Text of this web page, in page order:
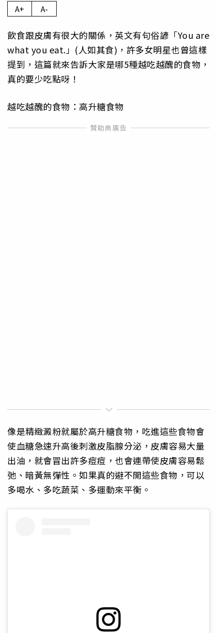
A+ A-
飲食跟皮膚有很大的關係，英文有句俗諺「You are
what you eat.」(人如其食)，許多女明星也曾這樣
提到，這篇就來告訴大家是哪5種越吃越醜的食物，
真的要少吃點呀！
越吃越醜的食物：高升糖食物
像是精緻澱粉就屬於高升糖食物，吃進這些食物會
使血糖急速升高後刺激皮脂腺分泌，皮膚容易大量
出油，就會冒出許多痘痘，也會連帶使皮膚容易鬆
弛、暗黃無彈性。如果真的避不開這些食物，可以
多喝水、多吃蔬菜、多運動來平衡。